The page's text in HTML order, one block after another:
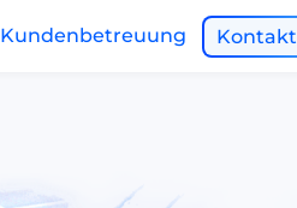
Kundenbetreuung Kontakt